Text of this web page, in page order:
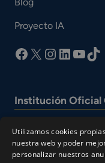
Blog
Proyecto IA
facebook
X Instagram
LinkedIn
Institución Oficial
Utilizamos cookies
nuestra web y poder
personalizar nuestros